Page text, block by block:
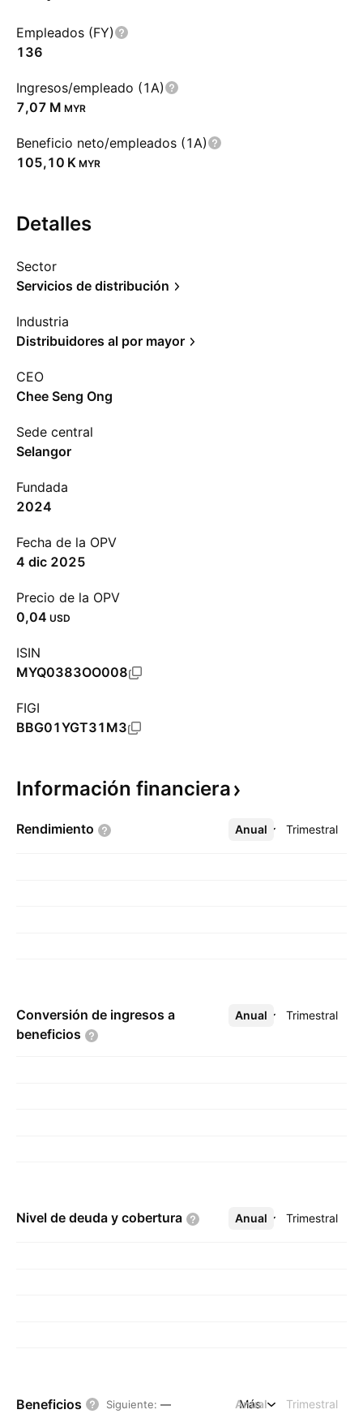
Empleados (FY)
136
Ingresos/empleado (1A)
‪7,07 M‬ MYR
Beneficio neto/empleados (1A)
‪105,10 K‬ MYR
Detalles
Sector
Servicios de distribución
Industria
Distribuidores al por mayor
CEO
Chee Seng Ong
Sede central
Selangor
Fundada
2024
Fecha de la OPV
4 dic 2025
Precio de la OPV
0,04 USD
ISIN
MYQ0383OO008
FIGI
BBG01YGT31M3
Información financiera
Rendimiento Anual Trimestral
Más
Conversión de ingresos a
beneficios
Anual Trimestral
Más
Nivel de deuda y cobertura Anual Trimestral
Más
Beneficios Siguiente: — Anual Trimestral
Más